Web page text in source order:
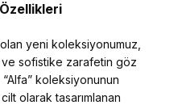
Özellikleri
yeni koleksiyonumuz,
ve sofistike zarafetin göz
“Alfa” koleksiyonunun
olarak tasarımlanan